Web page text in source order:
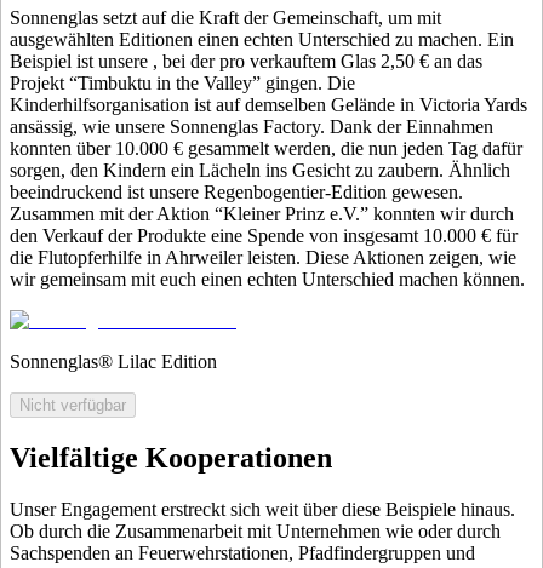
Sonnenglas setzt auf die Kraft der Gemeinschaft, um mit
ausgewählten Editionen einen echten Unterschied zu machen. Ein
Beispiel ist unsere , bei der pro verkauftem Glas 2,50 € an das
Projekt “Timbuktu in the Valley” gingen. Die
Kinderhilfsorganisation ist auf demselben Gelände in Victoria Yards
ansässig, wie unsere Sonnenglas Factory. Dank der Einnahmen
konnten über 10.000 € gesammelt werden, die nun jeden Tag dafür
sorgen, den Kindern ein Lächeln ins Gesicht zu zaubern. Ähnlich
beeindruckend ist unsere Regenbogentier-Edition gewesen.
Zusammen mit der Aktion “Kleiner Prinz e.V.” konnten wir durch
den Verkauf der Produkte eine Spende von insgesamt 10.000 € für
die Flutopferhilfe in Ahrweiler leisten. Diese Aktionen zeigen, wie
wir gemeinsam mit euch einen echten Unterschied machen können.
Sonnenglas® Lilac Edition
Nicht verfügbar
Vielfältige Kooperationen
Unser Engagement erstreckt sich weit über diese Beispiele hinaus.
Ob durch die Zusammenarbeit mit Unternehmen wie oder durch
Sachspenden an Feuerwehrstationen, Pfadfindergruppen und